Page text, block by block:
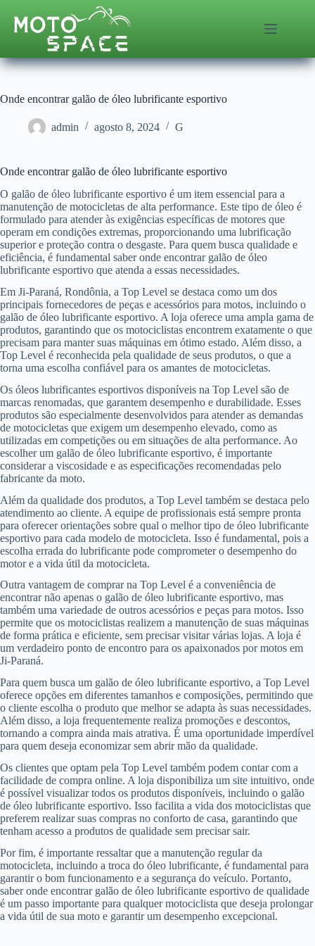
para
Onde encontrar galão de óleo lubrificante esportivo
admin agosto 8, 2024 G
Onde encontrar galão de óleo lubrificante esportivo
O galão de óleo lubrificante esportivo é um item essencial para a
manutenção de motocicletas de alta performance. Este tipo de óleo é
formulado para atender às exigências específicas de motores que
operam em condições extremas, proporcionando uma lubrificação
superior e proteção contra o desgaste. Para quem busca qualidade e
eficiência, é fundamental saber onde encontrar galão de óleo
lubrificante esportivo que atenda a essas necessidades.
Em Ji-Paraná, Rondônia, a Top Level se destaca como um dos
principais fornecedores de peças e acessórios para motos, incluindo o
galão de óleo lubrificante esportivo. A loja oferece uma ampla gama de
produtos, garantindo que os motociclistas encontrem exatamente o que
precisam para manter suas máquinas em ótimo estado. Além disso, a
Top Level é reconhecida pela qualidade de seus produtos, o que a
torna uma escolha confiável para os amantes de motocicletas.
Os óleos lubrificantes esportivos disponíveis na Top Level são de
marcas renomadas, que garantem desempenho e durabilidade. Esses
produtos são especialmente desenvolvidos para atender as demandas
de motocicletas que exigem um desempenho elevado, como as
utilizadas em competições ou em situações de alta performance. Ao
escolher um galão de óleo lubrificante esportivo, é importante
considerar a viscosidade e as especificações recomendadas pelo
fabricante da moto.
Além da qualidade dos produtos, a Top Level também se destaca pelo
atendimento ao cliente. A equipe de profissionais está sempre pronta
para oferecer orientações sobre qual o melhor tipo de óleo lubrificante
esportivo para cada modelo de motocicleta. Isso é fundamental, pois a
escolha errada do lubrificante pode comprometer o desempenho do
motor e a vida útil da motocicleta.
Outra vantagem de comprar na Top Level é a conveniência de
encontrar não apenas o galão de óleo lubrificante esportivo, mas
também uma variedade de outros acessórios e peças para motos. Isso
permite que os motociclistas realizem a manutenção de suas máquinas
de forma prática e eficiente, sem precisar visitar várias lojas. A loja é
um verdadeiro ponto de encontro para os apaixonados por motos em
Ji-Paraná.
Para quem busca um galão de óleo lubrificante esportivo, a Top Level
oferece opções em diferentes tamanhos e composições, permitindo que
o cliente escolha o produto que melhor se adapta às suas necessidades.
Além disso, a loja frequentemente realiza promoções e descontos,
tornando a compra ainda mais atrativa. É uma oportunidade imperdível
para quem deseja economizar sem abrir mão da qualidade.
Os clientes que optam pela Top Level também podem contar com a
facilidade de compra online. A loja disponibiliza um site intuitivo, onde
é possível visualizar todos os produtos disponíveis, incluindo o galão
de óleo lubrificante esportivo. Isso facilita a vida dos motociclistas que
preferem realizar suas compras no conforto de casa, garantindo que
tenham acesso a produtos de qualidade sem precisar sair.
Por fim, é importante ressaltar que a manutenção regular da
motocicleta, incluindo a troca do óleo lubrificante, é fundamental para
garantir o bom funcionamento e a segurança do veículo. Portanto,
saber onde encontrar galão de óleo lubrificante esportivo de qualidade
é um passo importante para qualquer motociclista que deseja prolongar
a vida útil de sua moto e garantir um desempenho excepcional.